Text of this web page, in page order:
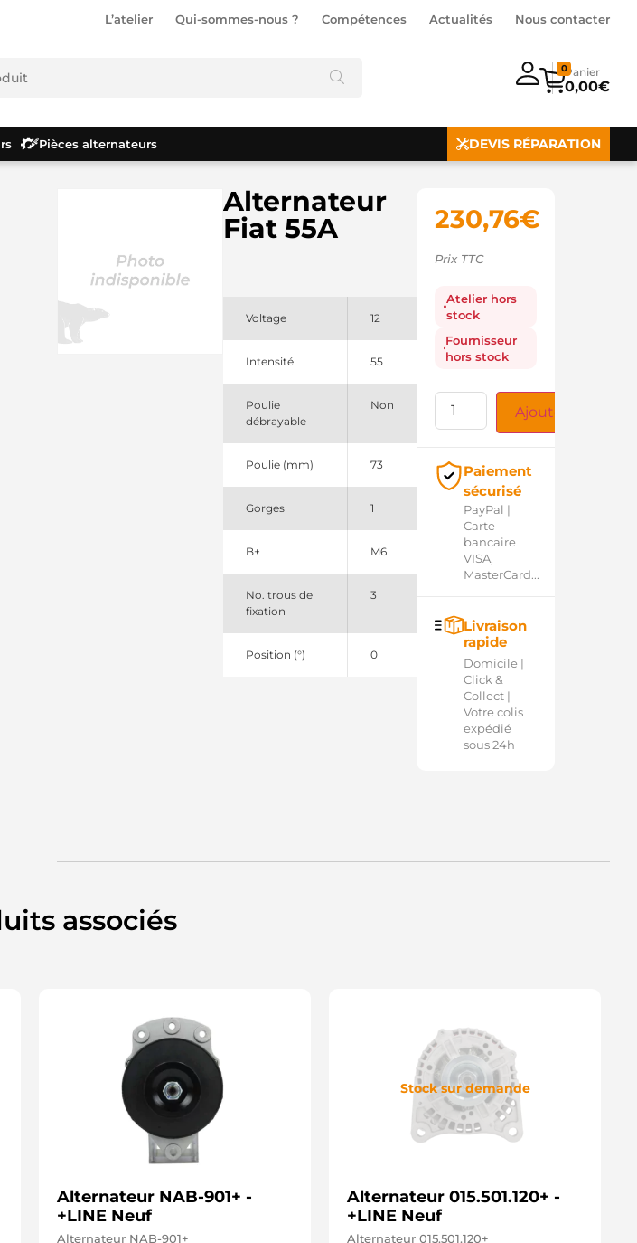
L’atelier Qui-sommes-nous ? Compétences Actualités Nous contacter
0,00€
0
Pièces alternateurs DEVIS RÉPARATION
Alternateur
Fiat 55A
Voltage 12
Intensité 55
Poulie
débrayable
Non
Poulie (mm) 73
Gorges 1
B+ M6
No. trous de
fixation
3
Position (°) 0
230,76€
Prix TTC
Atelier hors
stock
Fournisseur
hors stock
Ajouter au
Paiement
sécurisé
PayPal |
Carte
bancaire
VISA,
MasterCard...
Livraison
rapide
Domicile |
Click &
Collect |
Votre colis
expédié
sous 24h
associés
Alternateur NAB-901+ -
+LINE Neuf
Alternateur NAB-901+
Stock sur demande
Alternateur 015.501.120+ -
+LINE Neuf
Alternateur 015.501.120+